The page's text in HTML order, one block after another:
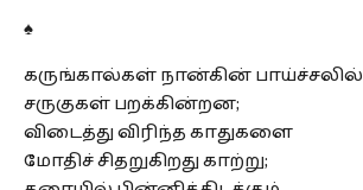
♠
கருங்கால்கள் நான்கின் பாய்ச்சலில்
சருகுகள் பறக்கின்றன;
விடைத்து விரிந்த காதுகளை
மோதிச் சிதறுகிறது காற்று;